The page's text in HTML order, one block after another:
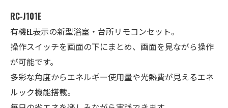
RC-J101E
有機EL表示の新型浴室・台所リモコンセット。
操作スイッチを画面の下にまとめ、画面を見ながら操作
が可能です。
多彩な角度からエネルギー使用量や光熱費が見えるエネ
ルック機能搭載。